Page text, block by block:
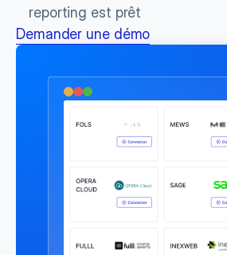
reporting est prêt
Demander une démo